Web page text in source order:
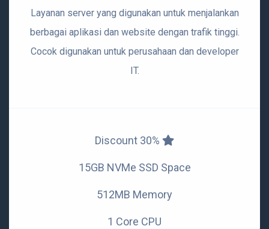
Layanan server yang digunakan untuk menjalankan
berbagai aplikasi dan website dengan trafik tinggi.
Cocok digunakan untuk perusahaan dan developer
IT.
Discount 30%
15GB NVMe SSD Space
512MB Memory
1 Core CPU